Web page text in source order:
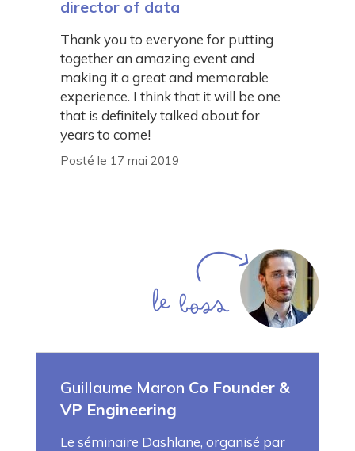
director of data
Thank you to everyone for putting
together an amazing event and
making it a great and memorable
experience. I think that it will be one
that is definitely talked about for
years to come!
Posté le 17 mai 2019
Guillaume Maron Co Founder &
VP Engineering
Le séminaire Dashlane, organisé par
Le boss